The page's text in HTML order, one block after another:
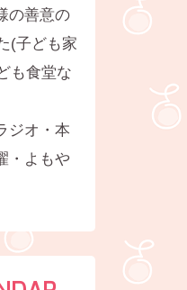
の善意の
(子ども家
も食堂な
ジオ・本
・よもや